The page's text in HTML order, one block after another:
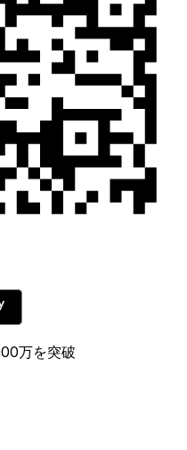
万を突破